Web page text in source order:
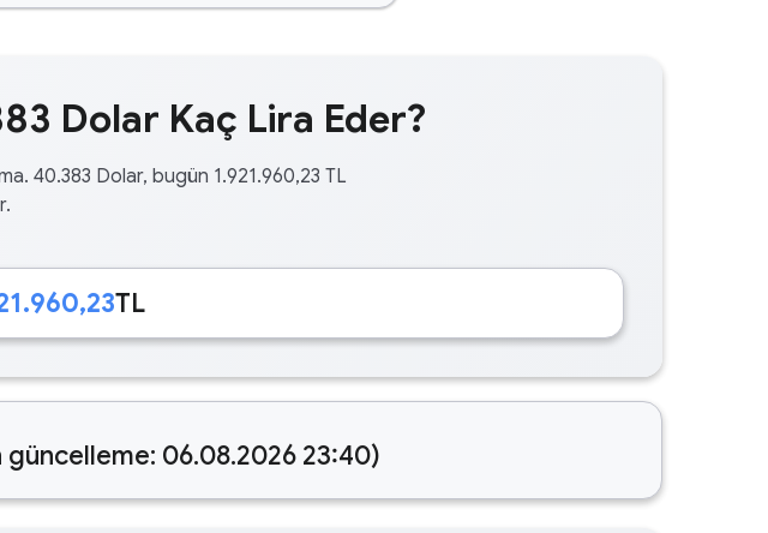
Dolar Kaç Lira Eder?
40.383 Dolar, bugün 1.921.960,23 TL
TL
güncelleme: 06.08.2026 23:40)